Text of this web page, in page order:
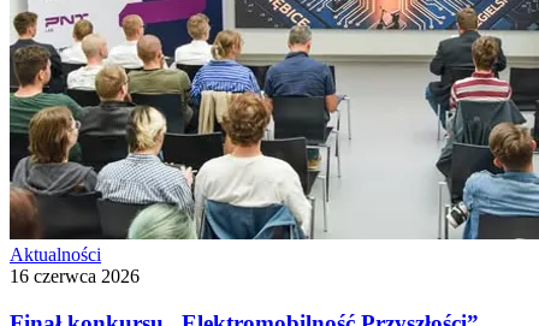
Aktualności
16 czerwca 2026